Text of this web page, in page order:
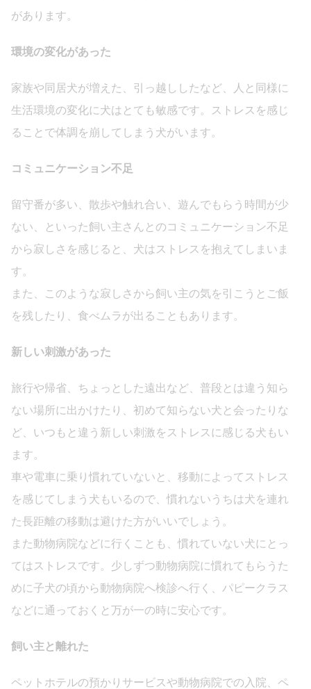
があります。
環境の変化があった
家族や同居犬が増えた、引っ越ししたなど、人と同様に
生活環境の変化に犬はとても敏感です。ストレスを感じ
ることで体調を崩してしまう犬がいます。
コミュニケーション不足
留守番が多い、散歩や触れ合い、遊んでもらう時間が少
ない、といった飼い主さんとのコミュニケーション不足
から寂しさを感じると、犬はストレスを抱えてしまいま
す。
また、このような寂しさから飼い主の気を引こうとご飯
を残したり、食べムラが出ることもあります。
新しい刺激があった
旅行や帰省、ちょっとした遠出など、普段とは違う知ら
ない場所に出かけたり、初めて知らない犬と会ったりな
ど、いつもと違う新しい刺激をストレスに感じる犬もい
ます。
車や電車に乗り慣れていないと、移動によってストレス
を感じてしまう犬もいるので、慣れないうちは犬を連れ
た長距離の移動は避けた方がいいでしょう。
また動物病院などに行くことも、慣れていない犬にとっ
てはストレスです。少しずつ動物病院に慣れてもらうた
めに子犬の頃から動物病院へ検診へ行く、パピークラス
などに通っておくと万が一の時に安心です。
飼い主と離れた
ペットホテルの預かりサービスや動物病院での入院、ペ